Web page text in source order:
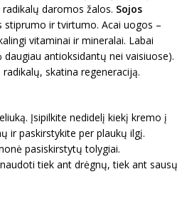
daromos žalos. Sojos
stiprumo ir tvirtumo. Acai uogos –
vitaminai ir mineralai. Labai
daugiau antioksidantų nei vaisiuose).
skatina regeneraciją.
Įsipilkite nedidelį kiekį kremo į
ir paskirstykite per plaukų ilgį.
pasiskirstytų tolygiai.
tiek ant drėgnų, tiek ant sausų